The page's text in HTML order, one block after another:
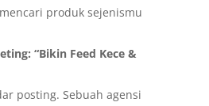
produk sejenismu
“Bikin Feed Kece &
posting. Sebuah agensi